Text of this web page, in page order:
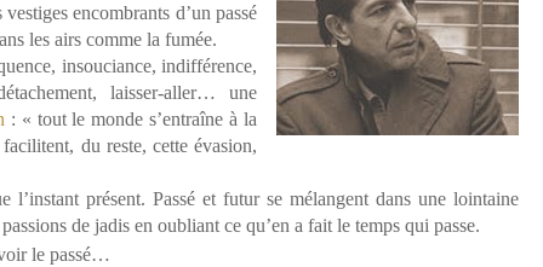
encombrants d’un passé
les airs comme la fumée.
insouciance, indifférence,
laisser-aller… une
: « tout le monde s’entraîne à la
du reste, cette évasion,
l’instant présent. Passé et futur se mélangent dans une lointaine
de jadis en oubliant ce qu’en a fait le temps qui passe.
le passé…